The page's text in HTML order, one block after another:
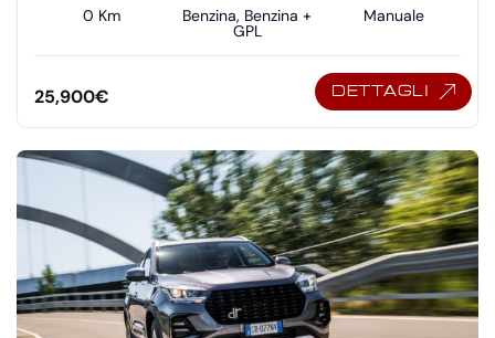
0 Km Benzina, Benzina +
GPL
Manuale
25,900€ DETTAGLI